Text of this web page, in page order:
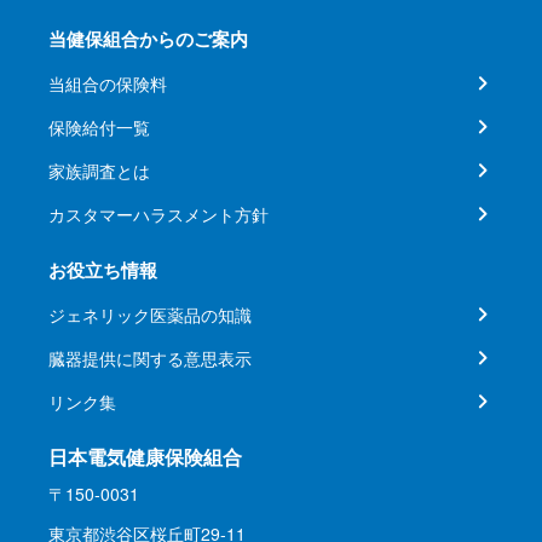
当健保組合からのご案内
当組合の保険料
保険給付一覧
家族調査とは
カスタマーハラスメント方針
お役立ち情報
ジェネリック医薬品の知識
臓器提供に関する意思表示
リンク集
日本電気健康保険組合
〒150-0031
東京都渋谷区桜丘町29-11